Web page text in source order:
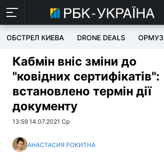
ОБСТРЕЛ КИЕВА DRONE DEALS
Кабмін вніс зміни до
"ковідних сертифікатів":
встановлено термін дії
документу
13:59 14.07.2021 Ср
АНАСТАСИЯ РОКИТНА